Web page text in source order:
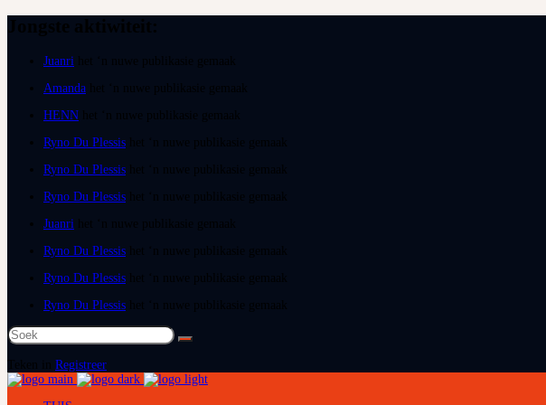
Juanri
Amanda
HENN
Ryno Du Plessis
Ryno Du Plessis
Ryno Du Plessis
Juanri
Ryno Du Plessis
Ryno Du Plessis
Ryno Du Plessis
Soek
na:
Registreer